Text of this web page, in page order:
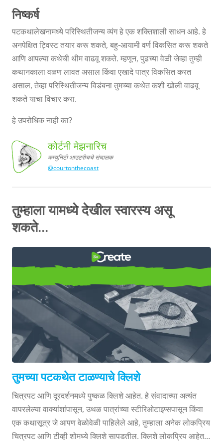
निष्कर्ष
पटकथालेखनामध्ये परिस्थितीजन्य व्यंग हे एक शक्तिशाली साधन आहे. हे
अनपेक्षित ट्विस्ट तयार करू शकते, बहु-आयामी वर्ण विकसित करू शकते
आणि आपल्या कथेची थीम वाढवू शकते. म्हणून, पुढच्या वेळी जेव्हा तुम्ही
कथानकाला वळण लावत असाल किंवा एखादे पात्र विकसित करत
असाल, तेव्हा परिस्थितीजन्य विडंबना तुमच्या कथेत कशी खोली वाढवू
शकते याचा विचार करा.
हे उपरोधिक नाही का?
कोर्टनी
मेझनारिच,
कम्युनिटी
आउटरीचचे
संचालक
कोर्टनी मेझनारिच
कम्युनिटी आउटरीचचे संचालक
@courtonthecoast
तुम्हाला यामध्ये देखील स्वारस्य असू
शकते...
तुमच्या पटकथेत टाळण्याचे क्लिशे
तुमच्या पटकथेत टाळण्याचे क्लिशे
चित्रपट आणि दूरदर्शनमध्ये पुष्कळ क्लिशे आहेत. हे संवादाच्या अत्यंत
वापरलेल्या वाक्यांशांपासून, उथळ पात्रांच्या स्टीरिओटाइप्सपासून किंवा
एक कथासूत्र जे आपण वेळोवेळी पाहिलेले आहे, तुम्हाला अनेक लोकप्रिय
चित्रपट आणि टीव्ही शोमध्ये क्लिशे सापडतील. क्लिशे लोकप्रिय आहेत